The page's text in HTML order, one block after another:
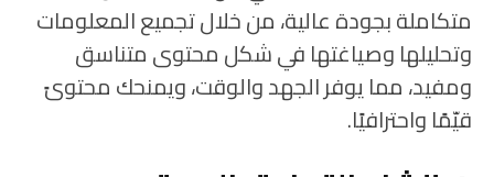
متكاملة بجودة عالية، من خلال تجميع المعلومات
وتحليلها وصياغتها في شكل محتوى متناسق
ومفيد، مما يوفر الجهد والوقت، ويمنحك محتوىً
قيّمًا واحترافيًا.